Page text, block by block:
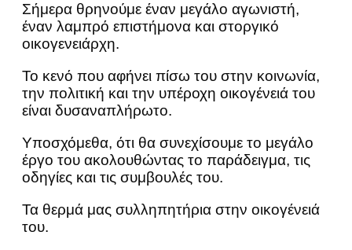
Σήμερα θρηνούμε έναν μεγάλο αγωνιστή,
έναν λαμπρό επιστήμονα και στοργικό
οικογενειάρχη.
Το κενό που αφήνει πίσω του στην κοινωνία,
την πολιτική και την υπέροχη οικογένειά του
είναι δυσαναπλήρωτο.
Υποσχόμεθα, ότι θα συνεχίσουμε το μεγάλο
έργο του ακολουθώντας το παράδειγμα, τις
οδηγίες και τις συμβουλές του.
Τα θερμά μας συλληπητήρια στην οικογένειά
του.